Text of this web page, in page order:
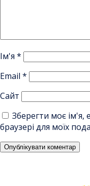
Ім'я *
Email *
Сайт
Зберегти моє ім'я,
браузері для моїх